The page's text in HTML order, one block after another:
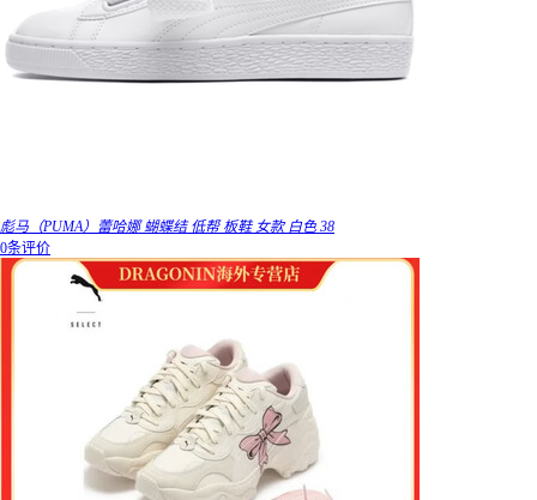
彪马（PUMA）蕾哈娜 蝴蝶结 低帮 板鞋 女款 白色 38
0条评价